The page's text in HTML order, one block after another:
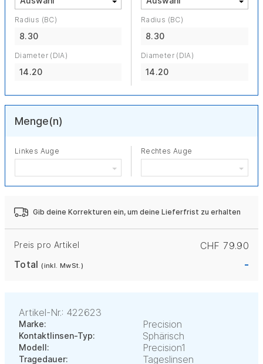
Radius (BC)
8.30
Diameter (DIA)
14.20
Radius (BC)
8.30
Diameter (DIA)
14.20
Menge(n)
Linkes Auge Rechtes Auge
Gib deine Korrekturen ein, um deine Lieferfrist zu erhalten
Preis pro Artikel
CHF 79.90
Total(inkl. MwSt.) -
Artikel-Nr.: 422623
Marke: Precision
Kontaktlinsen-Typ: Sphärisch
Modell: Precision1
Tragedauer: Tageslinsen